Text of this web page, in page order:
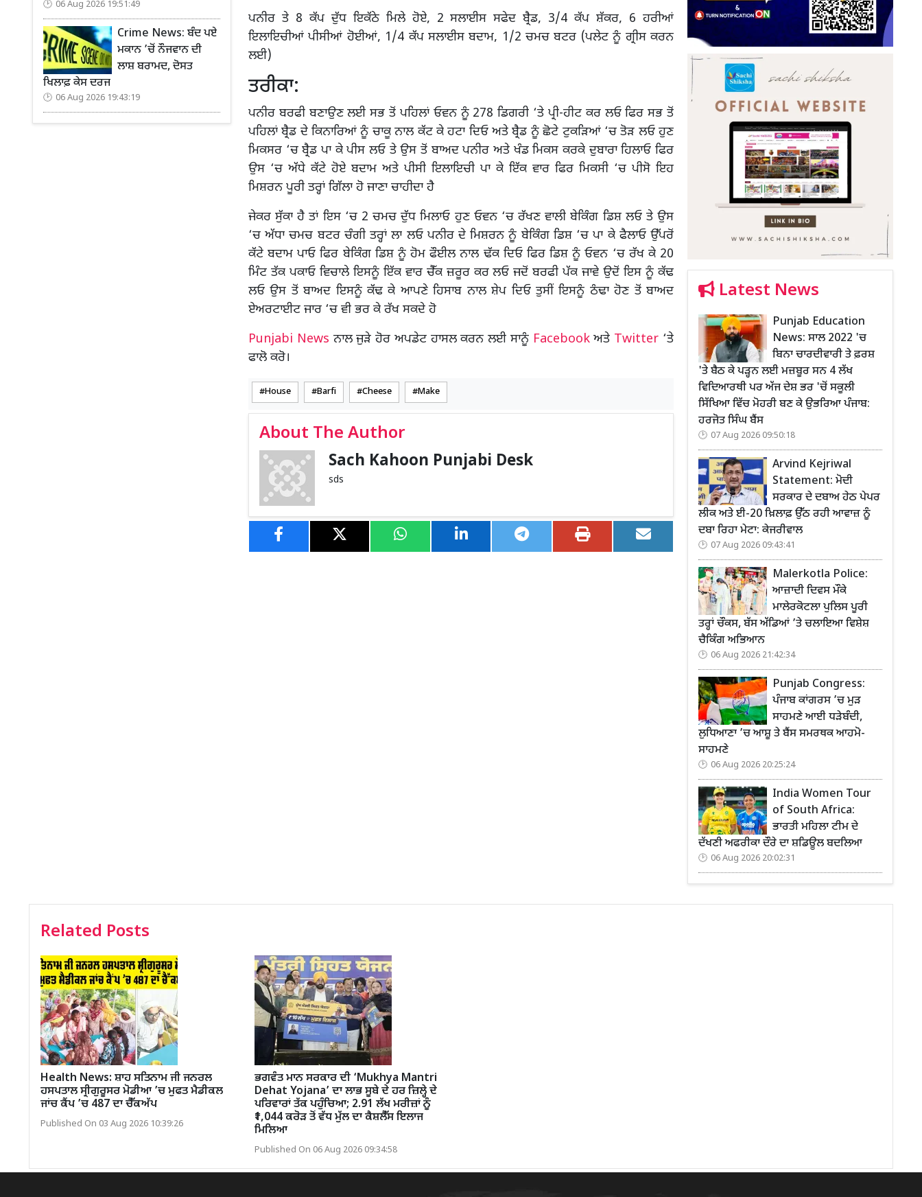
06 Aug 2026 19:51:49
Crime News: ਬੰਦ ਪਏ
ਮਕਾਨ ’ਚੋਂ ਨੌਜਵਾਨ ਦੀ
ਲਾਸ਼ ਬਰਾਮਦ, ਦੋਸਤ
ਖਿਲਾਫ਼ ਕੇਸ ਦਰਜ
06 Aug 2026 19:43:19
ਪਨੀਰ ਤੇ 8 ਕੱਪ ਦੁੱਧ ਇਕੱਠੇ ਮਿਲੇ ਹੋਏ, 2 ਸਲਾਈਸ ਸਫੇਦ ਬ੍ਰੈਡ, 3/4 ਕੱਪ ਸ਼ੱਕਰ, 6 ਹਰੀਆਂ
ਇਲਾਇਚੀਆਂ ਪੀਸੀਆਂ ਹੋਈਆਂ, 1/4 ਕੱਪ ਸਲਾਈਸ ਬਦਾਮ, 1/2 ਚਮਚ ਬਟਰ (ਪਲੇਟ ਨੂੰ ਗ੍ਰੀਸ ਕਰਨ
ਲਈ)
ਤਰੀਕਾ:
ਪਨੀਰ ਬਰਫੀ ਬਣਾਉਣ ਲਈ ਸਭ ਤੋਂ ਪਹਿਲਾਂ ਓਵਨ ਨੂੰ 278 ਡਿਗਰੀ ‘ਤੇ ਪ੍ਰੀ-ਹੀਟ ਕਰ ਲਓ ਫਿਰ ਸਭ ਤੋਂ
ਪਹਿਲਾਂ ਬ੍ਰੈਡ ਦੇ ਕਿਨਾਰਿਆਂ ਨੂੰ ਚਾਕੂ ਨਾਲ ਕੱਟ ਕੇ ਹਟਾ ਦਿਓ ਅਤੇ ਬ੍ਰੈਡ ਨੂੰ ਛੋਟੇ ਟੁਕੜਿਆਂ ‘ਚ ਤੋੜ ਲਓ ਹੁਣ
ਮਿਕਸਰ ‘ਚ ਬ੍ਰੈਡ ਪਾ ਕੇ ਪੀਸ ਲਓ ਤੇ ਉਸ ਤੋਂ ਬਾਅਦ ਪਨੀਰ ਅਤੇ ਖੰਡ ਮਿਕਸ ਕਰਕੇ ਦੁਬਾਰਾ ਹਿਲਾਓ ਫਿਰ
ਉਸ ‘ਚ ਅੱਧੇ ਕੱਟੇ ਹੋਏ ਬਦਾਮ ਅਤੇ ਪੀਸੀ ਇਲਾਇਚੀ ਪਾ ਕੇ ਇੱਕ ਵਾਰ ਫਿਰ ਮਿਕਸੀ ‘ਚ ਪੀਸੋ ਇਹ
ਮਿਸ਼ਰਨ ਪੂਰੀ ਤਰ੍ਹਾਂ ਗਿੱਲਾ ਹੋ ਜਾਣਾ ਚਾਹੀਦਾ ਹੈ
ਜੇਕਰ ਸੁੱਕਾ ਹੈ ਤਾਂ ਇਸ ‘ਚ 2 ਚਮਚ ਦੁੱਧ ਮਿਲਾਓ ਹੁਣ ਓਵਨ ‘ਚ ਰੱਖਣ ਵਾਲੀ ਬੇਕਿੰਗ ਡਿਸ਼ ਲਓ ਤੇ ਉਸ
‘ਚ ਅੱਧਾ ਚਮਚ ਬਟਰ ਚੰਗੀ ਤਰ੍ਹਾਂ ਲਾ ਲਓ ਪਨੀਰ ਦੇ ਮਿਸ਼ਰਨ ਨੂੰ ਬੇਕਿੰਗ ਡਿਸ਼ ‘ਚ ਪਾ ਕੇ ਫੈਲਾਓ ਉੱਪਰੋਂ
ਕੱਟੇ ਬਦਾਮ ਪਾਓ ਫਿਰ ਬੇਕਿੰਗ ਡਿਸ਼ ਨੂੰ ਹੋਮ ਫੌਈਲ ਨਾਲ ਢੱਕ ਦਿਓ ਫਿਰ ਡਿਸ਼ ਨੂੰ ਓਵਨ ‘ਚ ਰੱਖ ਕੇ 20
ਮਿੰਟ ਤੱਕ ਪਕਾਓ ਵਿਚਾਲੇ ਇਸਨੂੰ ਇੱਕ ਵਾਰ ਚੈੱਕ ਜ਼ਰੂਰ ਕਰ ਲਓ ਜਦੋਂ ਬਰਫੀ ਪੱਕ ਜਾਵੇ ਉਦੋਂ ਇਸ ਨੂੰ ਕੱਢ
ਲਓ ਉਸ ਤੋਂ ਬਾਅਦ ਇਸਨੂੰ ਕੱਢ ਕੇ ਆਪਣੇ ਹਿਸਾਬ ਨਾਲ ਸ਼ੇਪ ਦਿਓ ਤੁਸੀਂ ਇਸਨੂੰ ਠੰਢਾ ਹੋਣ ਤੋਂ ਬਾਅਦ
ਏਅਰਟਾਈਟ ਜਾਰ ‘ਚ ਵੀ ਭਰ ਕੇ ਰੱਖ ਸਕਦੇ ਹੋ
Punjabi News ਨਾਲ ਜੁੜੇ ਹੋਰ ਅਪਡੇਟ ਹਾਸਲ ਕਰਨ ਲਈ ਸਾਨੂੰ Facebookਅਤੇ Twitter ‘ਤੇ
ਫਾਲੋ ਕਰੋ।
House Barfi Cheese Make
About The Author
Sach Kahoon Punjabi Desk
sds
Latest News
Punjab Education
News: ਸਾਲ 2022 'ਚ
ਬਿਨਾ ਚਾਰਦੀਵਾਰੀ ਤੇ ਫ਼ਰਸ਼
'ਤੇ ਬੈਠ ਕੇ ਪੜ੍ਹਨ ਲਈ ਮਜ਼ਬੂਰ ਸਨ 4 ਲੱਖ
ਵਿਦਿਆਰਥੀ ਪਰ ਅੱਜ ਦੇਸ਼ ਭਰ 'ਚੋਂ ਸਕੂਲੀ
ਸਿੱਖਿਆ ਵਿੱਚ ਮੋਹਰੀ ਬਣ ਕੇ ਉਭਰਿਆ ਪੰਜਾਬ:
ਹਰਜੋਤ ਸਿੰਘ ਬੈਂਸ
07 Aug 2026 09:50:18
Arvind Kejriwal
Statement: ਮੋਦੀ
ਸਰਕਾਰ ਦੇ ਦਬਾਅ ਹੇਠ ਪੇਪਰ
ਲੀਕ ਅਤੇ ਈ-20 ਖ਼ਿਲਾਫ਼ ਉੱਠ ਰਹੀ ਆਵਾਜ਼ ਨੂੰ
ਦਬਾ ਰਿਹਾ ਮੇਟਾ: ਕੇਜਰੀਵਾਲ
07 Aug 2026 09:43:41
Malerkotla Police:
ਆਜ਼ਾਦੀ ਦਿਵਸ ਮੌਕੇ
ਮਾਲੇਰਕੋਟਲਾ ਪੁਲਿਸ ਪੂਰੀ
ਤਰ੍ਹਾਂ ਚੌਕਸ, ਬੱਸ ਅੱਡਿਆਂ ’ਤੇ ਚਲਾਇਆ ਵਿਸ਼ੇਸ਼
ਚੈਕਿੰਗ ਅਭਿਆਨ
06 Aug 2026 21:42:34
Punjab Congress:
ਪੰਜਾਬ ਕਾਂਗਰਸ ’ਚ ਮੁੜ
ਸਾਹਮਣੇ ਆਈ ਧੜੇਬੰਦੀ,
ਲੁਧਿਆਣਾ ’ਚ ਆਸ਼ੂ ਤੇ ਬੈਂਸ ਸਮਰਥਕ ਆਹਮੋ-
ਸਾਹਮਣੇ
06 Aug 2026 20:25:24
India Women Tour
of South Africa:
ਭਾਰਤੀ ਮਹਿਲਾ ਟੀਮ ਦੇ
ਦੱਖਣੀ ਅਫਰੀਕਾ ਦੌਰੇ ਦਾ ਸ਼ਡਿਊਲ ਬਦਲਿਆ
06 Aug 2026 20:02:31
Related Posts
Health News: ਸ਼ਾਹ ਸਤਿਨਾਮ ਜੀ ਜਨਰਲ
ਹਸਪਤਾਲ ਸ੍ਰੀਗੁਰੂਸਰ ਮੋਡੀਆ ’ਚ ਮੁਫਤ ਮੈਡੀਕਲ
ਜਾਂਚ ਕੈਂਪ ’ਚ 487 ਦਾ ਚੈੱਕਅੱਪ
Published On 03 Aug 2026 10:39:26
ਭਗਵੰਤ ਮਾਨ ਸਰਕਾਰ ਦੀ ‘Mukhya Mantri
Dehat Yojana’ ਦਾ ਲਾਭ ਸੂਬੇ ਦੇ ਹਰ ਜ਼ਿਲ੍ਹੇ ਦੇ
ਪਰਿਵਾਰਾਂ ਤੱਕ ਪਹੁੰਚਿਆ; 2.91 ਲੱਖ ਮਰੀਜ਼ਾਂ ਨੂੰ
₹1,044 ਕਰੋੜ ਤੋਂ ਵੱਧ ਮੁੱਲ ਦਾ ਕੈਸ਼ਲੈੱਸ ਇਲਾਜ
ਮਿਲਿਆ
Published On 06 Aug 2026 09:34:58